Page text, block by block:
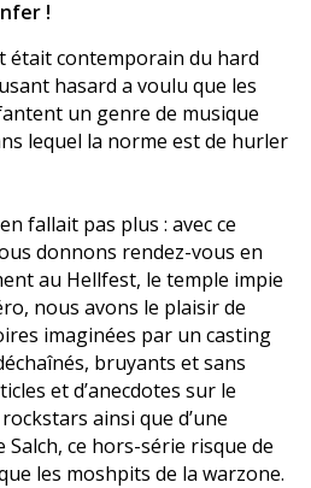
!
était contemporain du hard
hasard a voulu que les
un genre de musique
lequel la norme est de hurler
fallait pas plus : avec ce
donnons rendez-vous en
au Hellfest, le temple impie
nous avons le plaisir de
imaginées par un casting
bruyants et sans
et d’anecdotes sur le
ainsi que d’une
ce hors-série risque de
les moshpits de la warzone.